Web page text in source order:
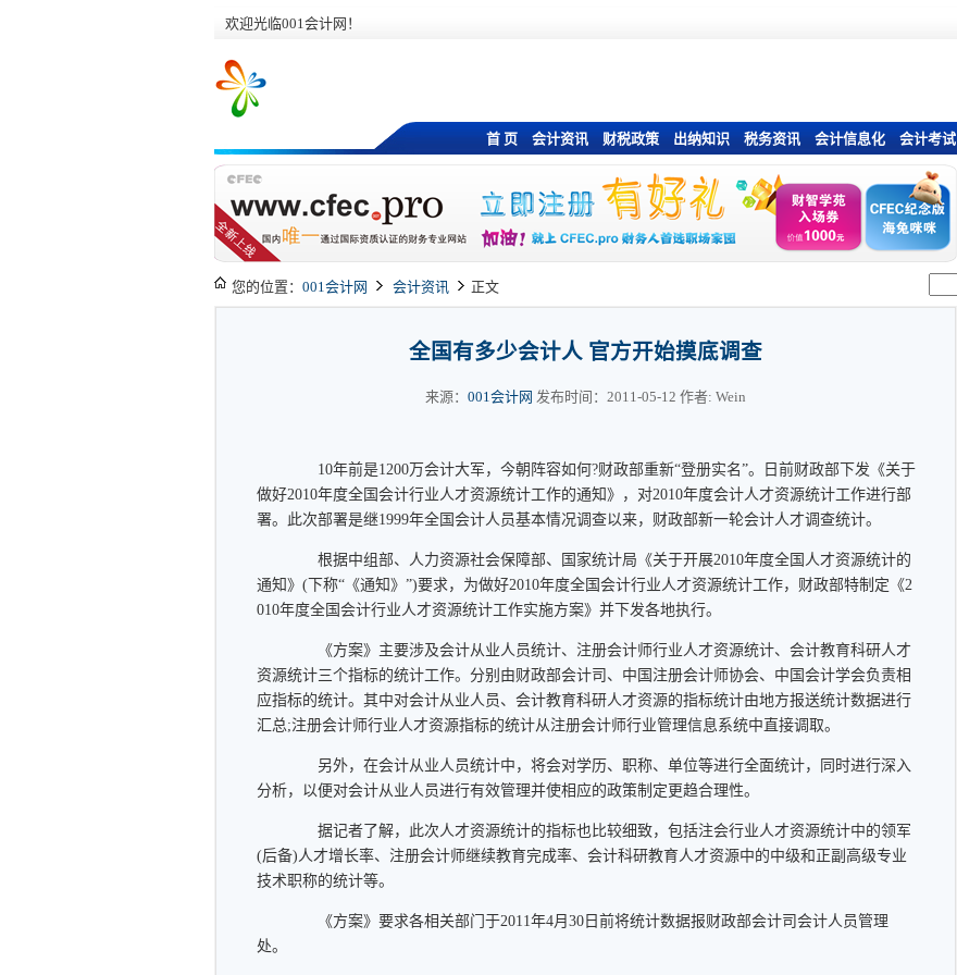
欢迎光临001会计网！
首 页 会计资讯 财税政策 出纳知识 税务资讯 会计信息化 会计考试
您的位置： 001会计网 会计资讯 正文
全国有多少会计人 官方开始摸底调查
来源： 001会计网 发布时间：2011-05-12 作者: Wein
10年前是1200万会计大军，今朝阵容如何?财政部重新“登册实名”。日前财政部下发《关于
做好2010年度全国会计行业人才资源统计工作的通知》，对2010年度会计人才资源统计工作进行部
署。此次部署是继1999年全国会计人员基本情况调查以来，财政部新一轮会计人才调查统计。
根据中组部、人力资源社会保障部、国家统计局《关于开展2010年度全国人才资源统计的
通知》(下称“《通知》”)要求，为做好2010年度全国会计行业人才资源统计工作，财政部特制定《2
010年度全国会计行业人才资源统计工作实施方案》并下发各地执行。
《方案》主要涉及会计从业人员统计、注册会计师行业人才资源统计、会计教育科研人才
资源统计三个指标的统计工作。分别由财政部会计司、中国注册会计师协会、中国会计学会负责相
应指标的统计。其中对会计从业人员、会计教育科研人才资源的指标统计由地方报送统计数据进行
汇总;注册会计师行业人才资源指标的统计从注册会计师行业管理信息系统中直接调取。
另外，在会计从业人员统计中，将会对学历、职称、单位等进行全面统计，同时进行深入
分析，以便对会计从业人员进行有效管理并使相应的政策制定更趋合理性。
据记者了解，此次人才资源统计的指标也比较细致，包括注会行业人才资源统计中的领军
(后备)人才增长率、注册会计师继续教育完成率、会计科研教育人才资源中的中级和正副高级专业
技术职称的统计等。
《方案》要求各相关部门于2011年4月30日前将统计数据报财政部会计司会计人员管理
处。